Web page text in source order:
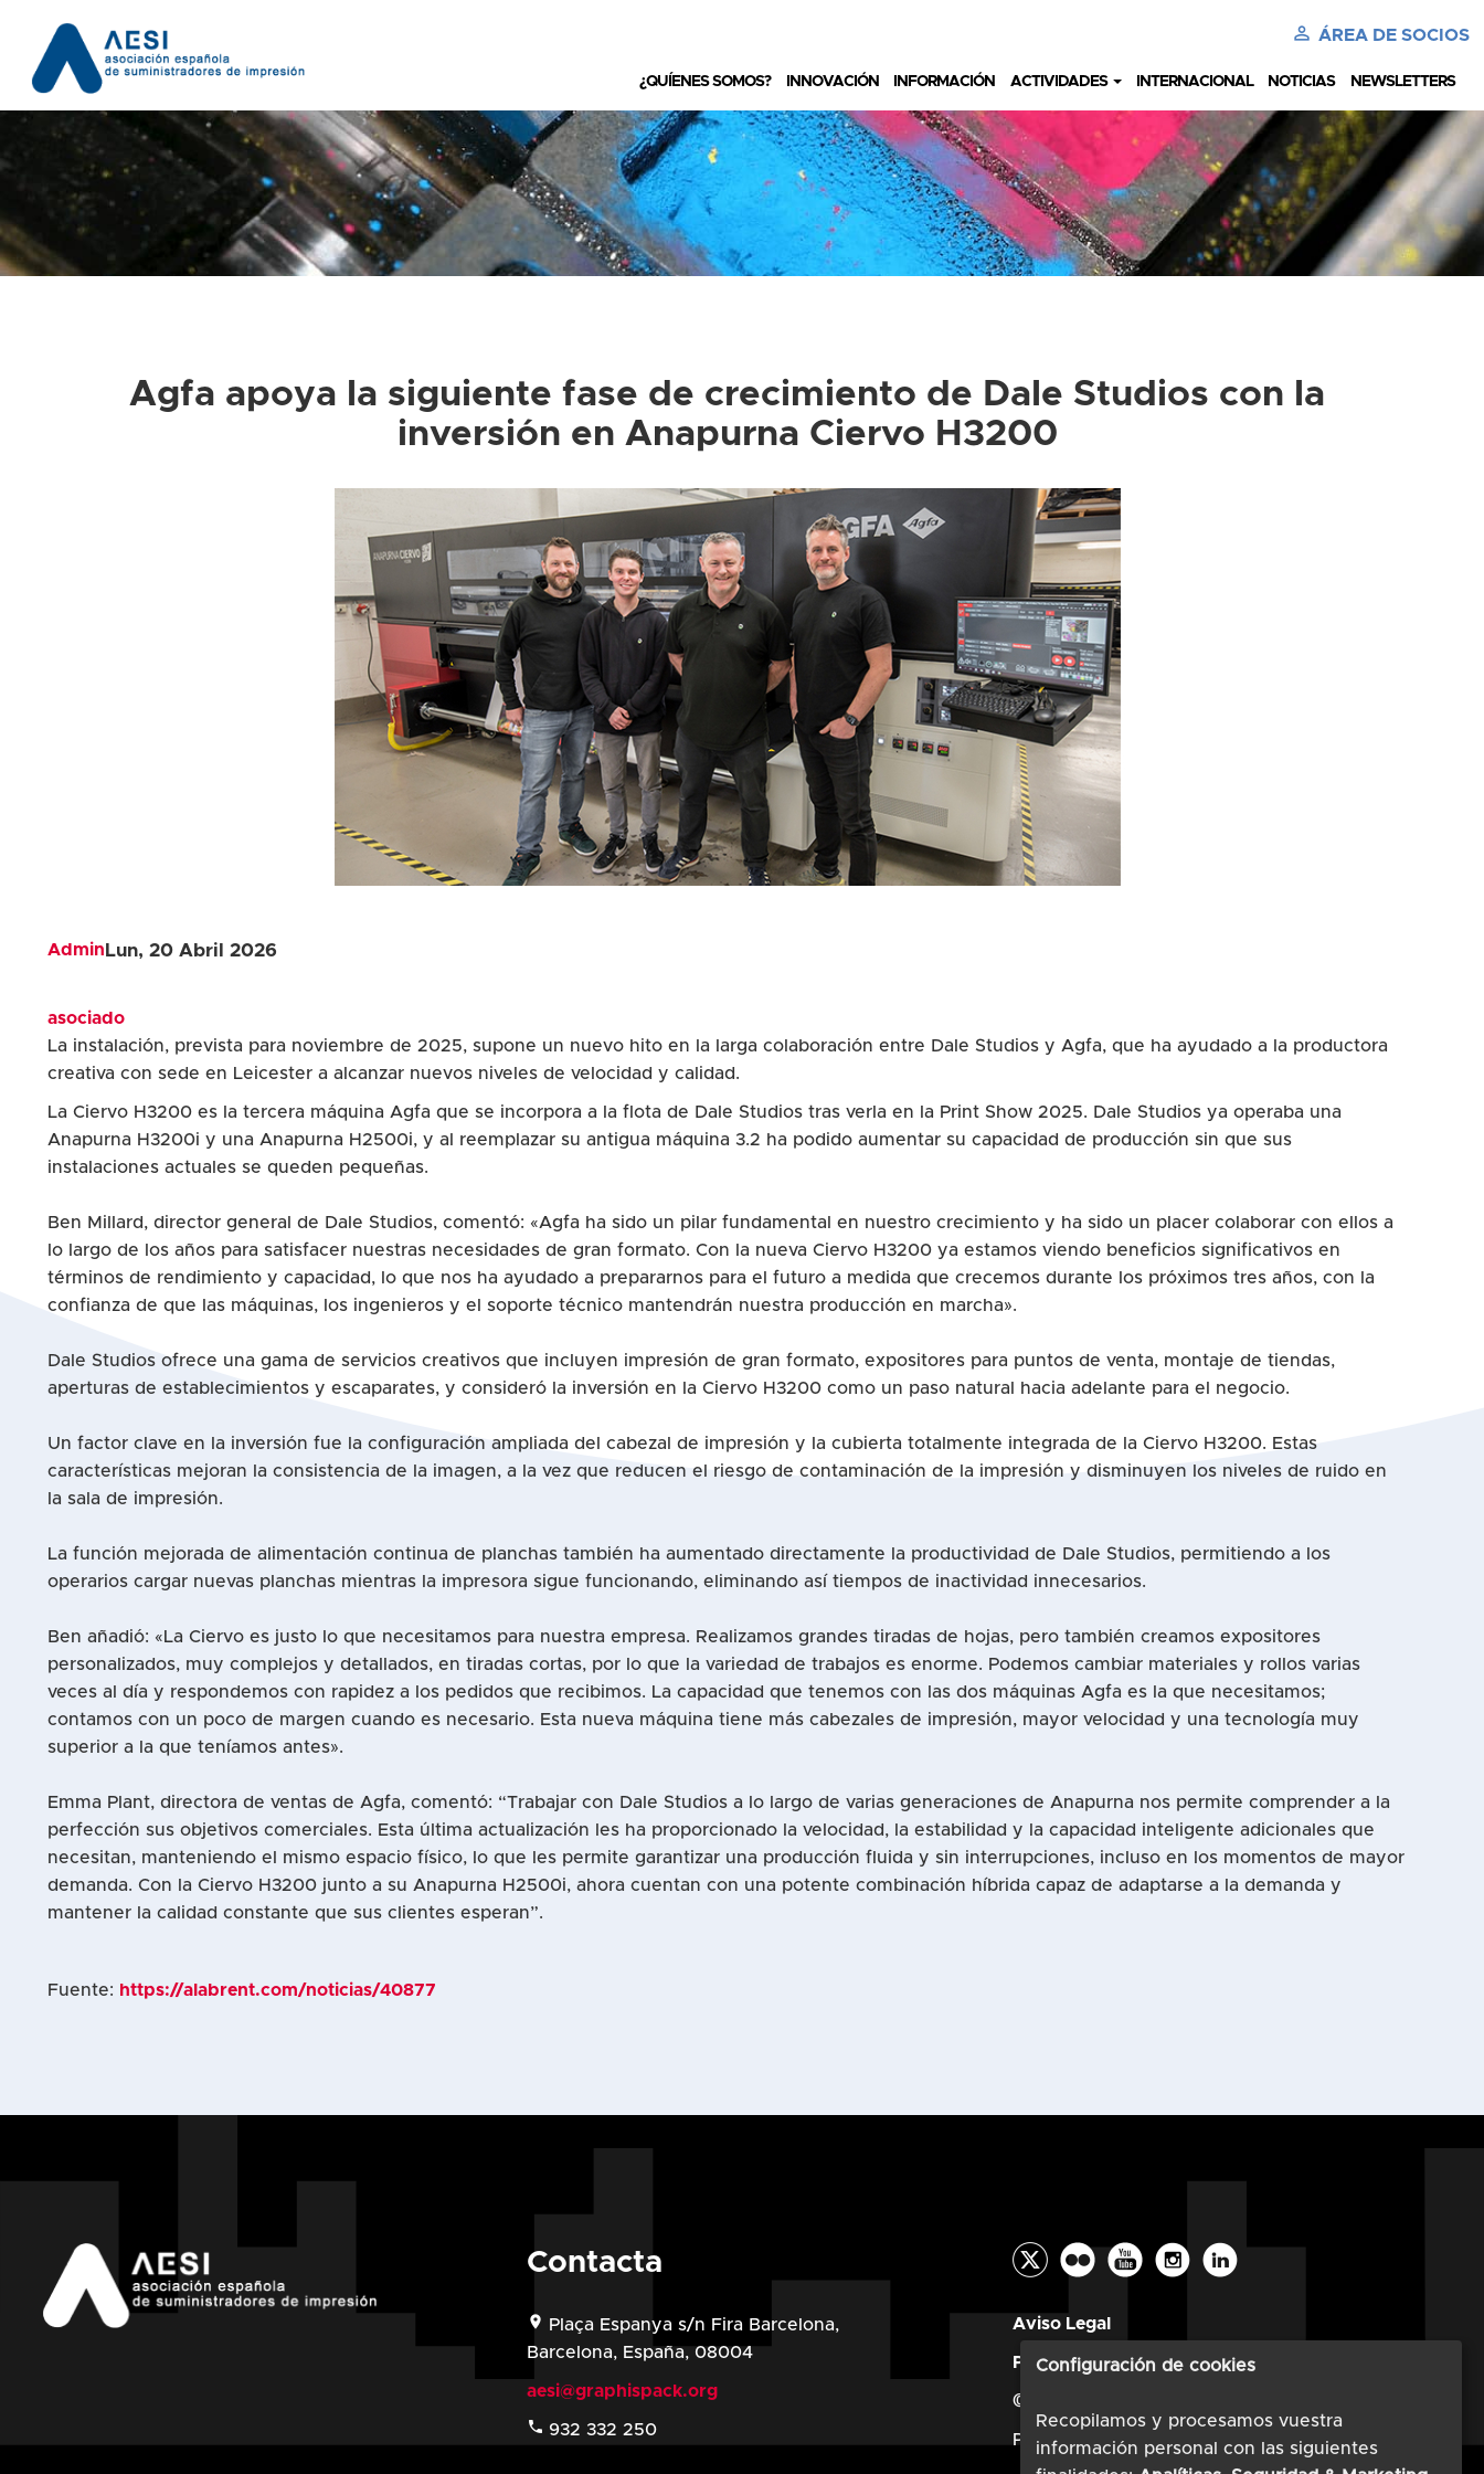
perm_identity ÁREA DE SOCIOS
¿QUÍENES SOMOS? INNOVACIÓN INFORMACIÓN ACTIVIDADES INTERNACIONAL NOTICIAS NEWSLETTERS
Agfa apoya la siguiente fase de crecimiento de Dale Studios con la
inversión en Anapurna Ciervo H3200
Admin Lun, 20 Abril 2026
asociado
La instalación, prevista para noviembre de 2025, supone un nuevo hito en la larga colaboración entre Dale Studios y Agfa, que ha ayudado a la productora
creativa con sede en Leicester a alcanzar nuevos niveles de velocidad y calidad.
La Ciervo H3200 es la tercera máquina Agfa que se incorpora a la flota de Dale Studios tras verla en la Print Show 2025. Dale Studios ya operaba una
Anapurna H3200i y una Anapurna H2500i, y al reemplazar su antigua máquina 3.2 ha podido aumentar su capacidad de producción sin que sus
instalaciones actuales se queden pequeñas.
Ben Millard, director general de Dale Studios, comentó: «Agfa ha sido un pilar fundamental en nuestro crecimiento y ha sido un placer colaborar con ellos a
lo largo de los años para satisfacer nuestras necesidades de gran formato. Con la nueva Ciervo H3200 ya estamos viendo beneficios significativos en
términos de rendimiento y capacidad, lo que nos ha ayudado a prepararnos para el futuro a medida que crecemos durante los próximos tres años, con la
confianza de que las máquinas, los ingenieros y el soporte técnico mantendrán nuestra producción en marcha».
Dale Studios ofrece una gama de servicios creativos que incluyen impresión de gran formato, expositores para puntos de venta, montaje de tiendas,
aperturas de establecimientos y escaparates, y consideró la inversión en la Ciervo H3200 como un paso natural hacia adelante para el negocio.
Un factor clave en la inversión fue la configuración ampliada del cabezal de impresión y la cubierta totalmente integrada de la Ciervo H3200. Estas
características mejoran la consistencia de la imagen, a la vez que reducen el riesgo de contaminación de la impresión y disminuyen los niveles de ruido en
la sala de impresión.
La función mejorada de alimentación continua de planchas también ha aumentado directamente la productividad de Dale Studios, permitiendo a los
operarios cargar nuevas planchas mientras la impresora sigue funcionando, eliminando así tiempos de inactividad innecesarios.
Ben añadió: «La Ciervo es justo lo que necesitamos para nuestra empresa. Realizamos grandes tiradas de hojas, pero también creamos expositores
personalizados, muy complejos y detallados, en tiradas cortas, por lo que la variedad de trabajos es enorme. Podemos cambiar materiales y rollos varias
veces al día y respondemos con rapidez a los pedidos que recibimos. La capacidad que tenemos con las dos máquinas Agfa es la que necesitamos;
contamos con un poco de margen cuando es necesario. Esta nueva máquina tiene más cabezales de impresión, mayor velocidad y una tecnología muy
superior a la que teníamos antes».
Emma Plant, directora de ventas de Agfa, comentó: “Trabajar con Dale Studios a lo largo de varias generaciones de Anapurna nos permite comprender a la
perfección sus objetivos comerciales. Esta última actualización les ha proporcionado la velocidad, la estabilidad y la capacidad inteligente adicionales que
necesitan, manteniendo el mismo espacio físico, lo que les permite garantizar una producción fluida y sin interrupciones, incluso en los momentos de mayor
demanda. Con la Ciervo H3200 junto a su Anapurna H2500i, ahora cuentan con una potente combinación híbrida capaz de adaptarse a la demanda y
mantener la calidad constante que sus clientes esperan”.
Fuente: https://alabrent.com/noticias/40877
Contacta
location_on Plaça Espanya s/n Fira Barcelona,
Barcelona, España, 08004
aesi@graphispack.org
phone 932 332 250
Aviso Legal
Política de privacidad
© AESI 2026
Powered byTimTul
Configuración de cookies
Recopilamos y procesamos vuestra
información personal con las siguientes